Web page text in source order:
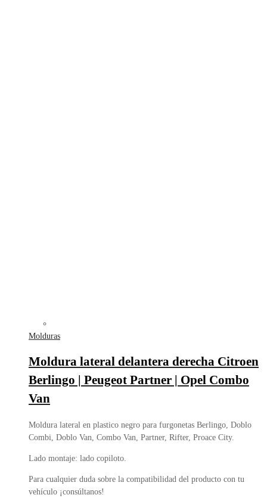
Molduras
Moldura lateral delantera derecha Citroen
Berlingo | Peugeot Partner | Opel Combo
Van
Moldura lateral en plastico negro para furgonetas Berlingo, Doblo
Combi, Doblo Van, Combo Van, Partner, Rifter, Proace City.
Lado montaje: lado copiloto.
Para cualquier duda sobre la compatibilidad del producto con tu
vehículo ¡consúltanos!